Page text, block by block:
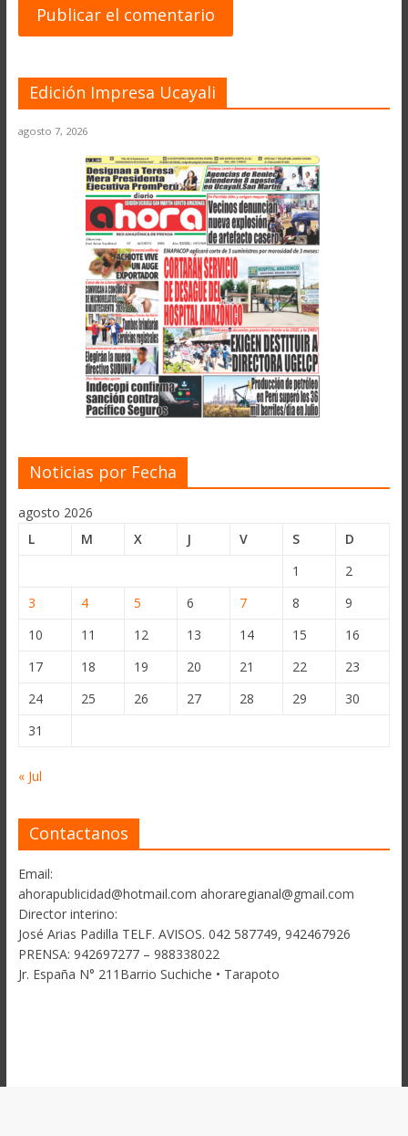
Edición Impresa Ucayali
agosto 7, 2026
Noticias por Fecha
agosto 2026
L
M X J V S
D
1
2
3
4 5 6 7 8
9
10
11 12 13 14 15
16
17
18 19 20 21 22
23
24
25 26 27 28 29
30
31
« Jul
Contactanos
Email:
ahorapublicidad@hotmail.com ahoraregianal@gmail.com
Director interino:
José Arias Padilla TELF. AVISOS. 042 587749, 942467926
PRENSA: 942697277 – 988338022
Jr. España N° 211Barrio Suchiche • Tarapoto